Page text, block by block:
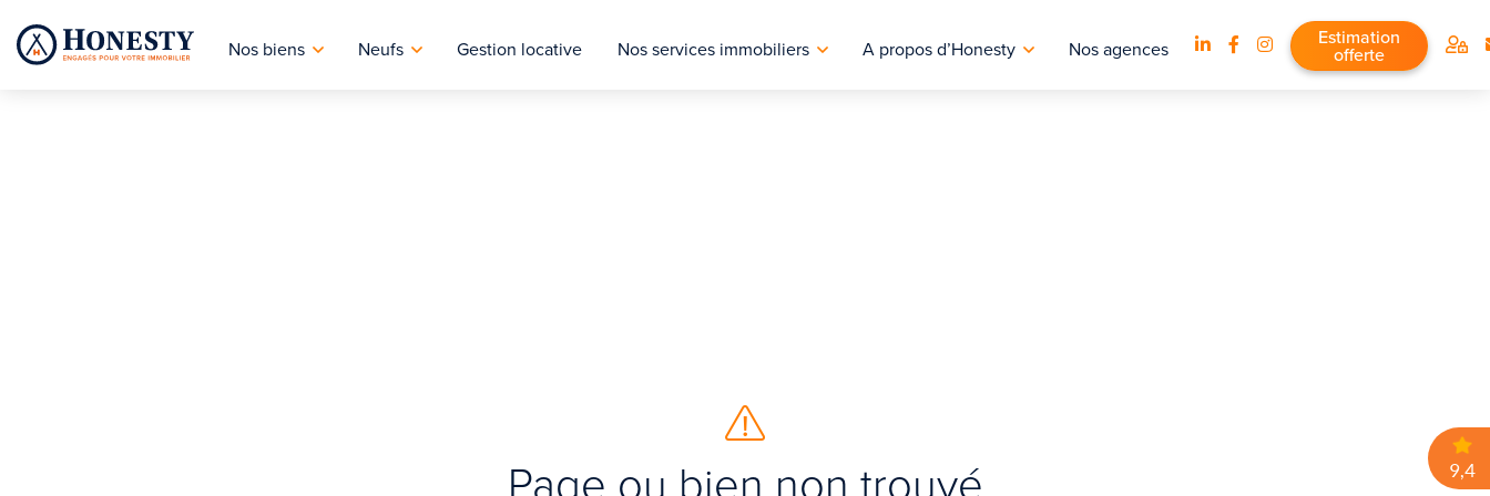
Nos biens Neufs Gestion locative Nos services immobiliers A propos d’Honesty Nos agences Estimation
offerte